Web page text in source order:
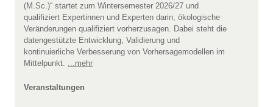
(M.Sc.)“ startet zum Wintersemester 2026/27 und
qualifiziert Expertinnen und Experten darin, ökologische
Veränderungen qualifiziert vorherzusagen. Dabei steht die
datengestützte Entwicklung, Validierung und
kontinuierliche Verbesserung von Vorhersagemodellen im
Mittelpunkt.
...mehr
Veranstaltungen